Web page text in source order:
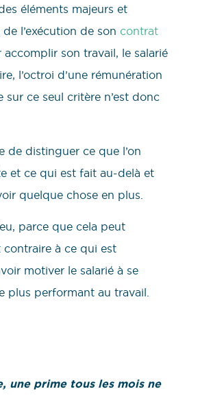
éléments majeurs et
l’exécution de son contrat
accomplir son travail, le salarié
l’octroi d’une rémunération
sur ce seul critère n’est donc
de distinguer ce que l’on
et ce qui est fait au-delà et
quelque chose en plus.
parce que cela peut
contraire à ce qui est
motiver le salarié à se
plus performant au travail.
une prime tous les mois ne